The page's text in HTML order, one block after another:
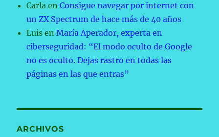
Carla enConsigue navegar por internet con
un ZX Spectrum de hace más de 40 años
Luis enMaría Aperador, experta en
ciberseguridad: “El modo oculto de Google
no es oculto. Dejas rastro en todas las
páginas en las que entras”
ARCHIVOS